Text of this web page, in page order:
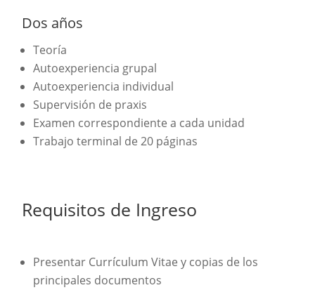
Dos años
Teoría
Autoexperiencia grupal
Autoexperiencia individual
Supervisión de praxis
Examen correspondiente a cada unidad
Trabajo terminal de 20 páginas
Requisitos de Ingreso
Presentar Currículum Vitae y copias de los
principales documentos